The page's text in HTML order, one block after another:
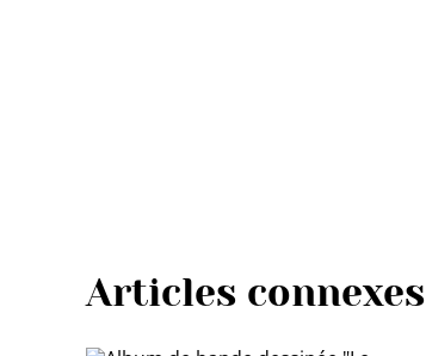
Articles connexes